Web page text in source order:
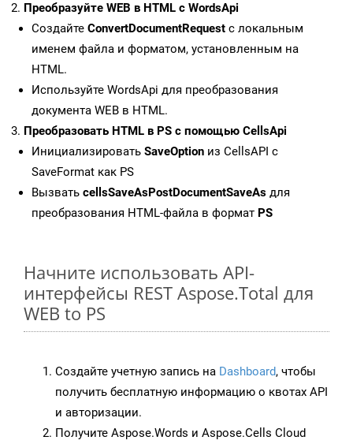
Преобразуйте WEB в HTML с WordsApi
Создайте ConvertDocumentRequest с локальным
именем файла и форматом, установленным на
HTML.
Используйте WordsApi для преобразования
документа WEB в HTML.
Преобразовать HTML в PS с помощью CellsApi
Инициализировать SaveOption из CellsAPI с
SaveFormat как PS
Вызвать cellsSaveAsPostDocumentSaveAs для
преобразования HTML-файла в формат PS
Начните использовать API-
интерфейсы REST Aspose.Total для
WEB to PS
Создайте учетную запись на Dashboard, чтобы
получить бесплатную информацию о квотах API
и авторизации.
Получите Aspose.Words и Aspose.Cells Cloud